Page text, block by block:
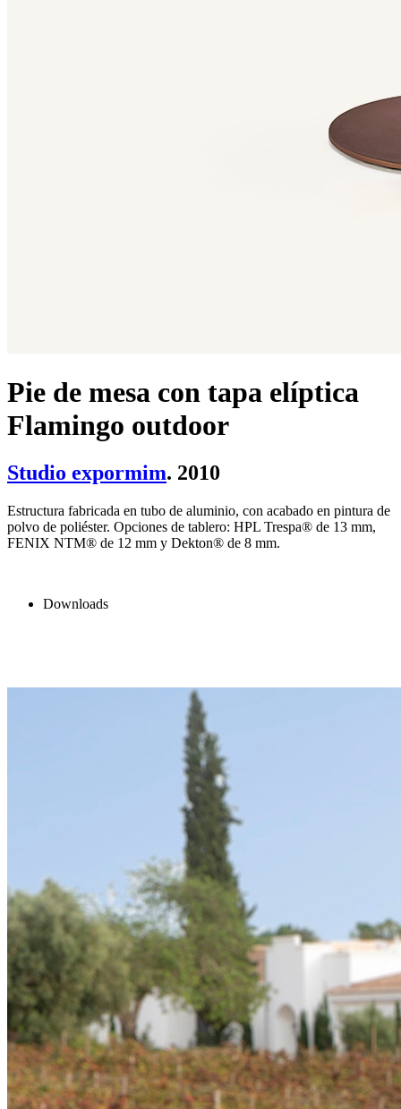
Pie de mesa con tapa elíptica
Flamingo outdoor
Studio expormim. 2010
Estructura fabricada en tubo de aluminio, con acabado en pintura de
polvo de poliéster. Opciones de tablero: HPL Trespa® de 13 mm,
FENIX NTM® de 12 mm y Dekton® de 8 mm.
Downloads